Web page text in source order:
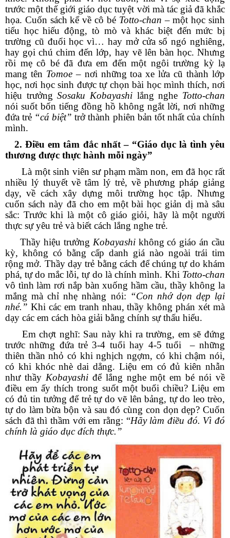
trước một thế giới giáo dục tuyệt vời mà tác giả đã khắc
họa. Cuốn sách kể về cô bé Totto-chan – một học sinh
tiểu học hiếu động, tò mò và khác biệt đến mức bị
trường cũ đuổi học vì… hay mở cửa sổ ngó nghiêng,
hay gọi chú chim đến lớp, hay vẽ lên bàn học. Nhưng
rồi mẹ cô bé đã đưa em đến một ngôi trường kỳ lạ
mang tên Tomoe– nơi những toa xe lửa cũ thành lớp
học, nơi học sinh được tự chọn bài học mình thích, nơi
hiệu trưởngSosaku Kobayashi lắng nghe Totto-chan
nói suốt bốn tiếng đồng hồ không ngắt lời, nơi những
đứa trẻ “cá biệt” trở thành phiên bản tốt nhất của chính
mình.
2. Điều em tâm đắc nhất – “Giáo dục là tình yêu
thương được thực hành mỗi ngày”
Là một sinh viên sư phạm mầm non, em đã học rất
nhiều lý thuyết về tâm lý trẻ, về phương pháp giảng
dạy, về cách xây dựng môi trường học tập. Nhưng
cuốn sách này đã cho em một bài học giản dị mà sâu
sắc: Trước khi là một cô giáo giỏi, hãy là một người
thực sự yêu trẻ và biết cách lắng nghe trẻ.
Thầy hiệu trưởng Kobayashikhông có giáo án cầu
kỳ, không có bằng cấp danh giá nào ngoài trái tim
rộng mở. Thầy dạy trẻ bằng cách để chúng tự do khám
phá, tự do mắc lỗi, tự do là chính mình. Khi Totto-chan
vô tình làm rơi nắp bàn xuống hầm cầu, thầy không la
mắng mà chỉ nhẹ nhàng nói: “Con nhớ dọn dẹp lại
nhé.” Khi các em tranh nhau, thầy không phán xét mà
dạy các em cách hòa giải bằng chính sự thấu hiểu.
Em chợt nghĩ: Sau này khi ra trường, em sẽ đứng
trước những đứa trẻ 3-4 tuổi hay 4-5 tuổi – những
thiên thần nhỏ có khi nghịch ngợm, có khi chậm nói,
có khi khóc nhè dai dẳng. Liệu em có đủ kiên nhẫn
như thầyKobayashi để lắng nghe một em bé nói về
điều em ấy thích trong suốt một buổi chiều? Liệu em
có đủ tin tưởng để trẻ tự do vẽ lên bảng, tự do leo trèo,
tự do làm bừa bộn và sau đó cùng con dọn dẹp? Cuốn
sách đã thì thầm với em rằng: “Hãylàm điều đó. Vì đó
chính là giáo dục đích thực.”